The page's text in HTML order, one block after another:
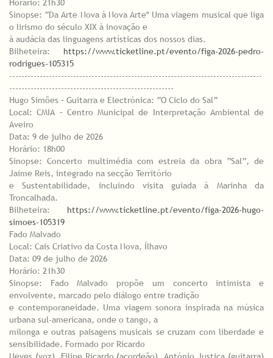
Sinopse: “Da Arte Nova à Nova Arte" Uma viagem musical que liga
o lirismo do século XIX à inovação e
à audácia das linguagens artísticas dos nossos dias.
Bilheteira: https://www.ticketline.pt/evento/figa-2026-pedro-
rodrigues-105315
-----------------------------------------------------------------------------------
------------------------------------------------------
Hugo Simões – Guitarra e Electrónica: “O Ciclo do Sal”
Local: CMIA – Centro Municipal de Interpretação Ambiental de
Aveiro
Data: 9 de julho de 2026
Horário: 18h00
Sinopse: Concerto multimédia com estreia da obra “Sal”, de
Jaime Reis, integrado na secção Território
e Sustentabilidade, incluindo visita guiada à Marinha da
Troncalhada.
Bilheteira: https://www.ticketline.pt/evento/figa-2026-hugo-
simoes-105319
Fado Malvado
Local: Cais Criativo da Costa Nova, Ílhavo
Data: 09 de julho de 2026
Horário: 21h30
Sinopse: Fado Malvado propõe um concerto intimista e
envolvente, marcado pelo diálogo entre tradição
e contemporaneidade. Uma viagem sonora inspirada na música
urbana sul-americana, onde o tango, a
milonga e outras paisagens musicais se cruzam com liberdade e
sensibilidade. Formado por Ricardo